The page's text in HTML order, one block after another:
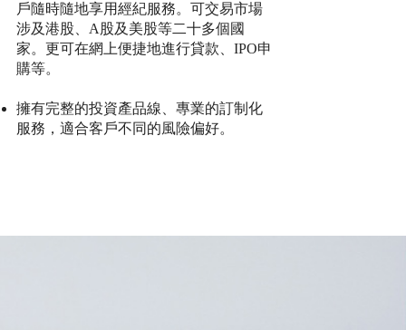
戶隨時隨地享用經紀服務。可交易市場
涉及港股、A股及美股等二十多個國
家。更可在網上便捷地進行貸款、IPO申
購等。
擁有完整的投資產品線、專業的訂制化
服務，適合客戶不同的風險偏好。